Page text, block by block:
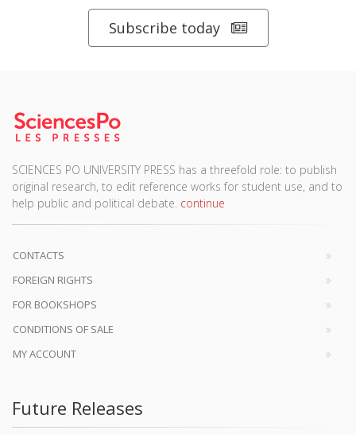
Subscribe today
SCIENCES PO UNIVERSITY PRESS has a threefold role: to publish
original research, to edit reference works for student use, and to
help public and political debate. continue
CONTACTS
FOREIGN RIGHTS
FOR BOOKSHOPS
CONDITIONS OF SALE
MY ACCOUNT
Future Releases